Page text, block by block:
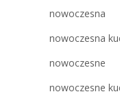
nowoczesna
nowoczesna
nowoczesne
nowoczesne